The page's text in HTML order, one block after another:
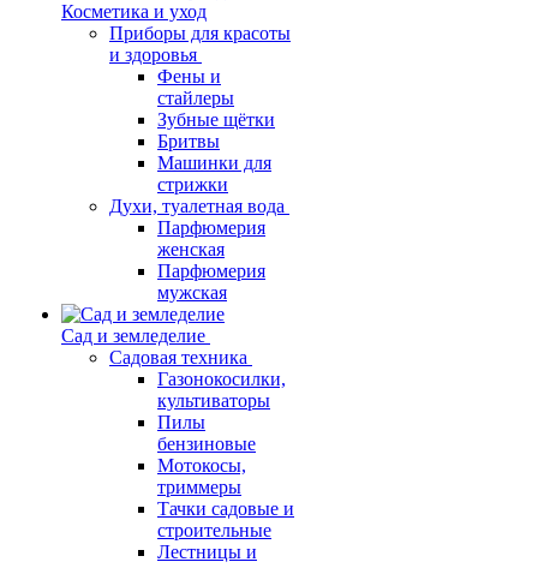
Косметика и уход
Приборы для красоты
и здоровья
Фены и
стайлеры
Зубные щётки
Бритвы
Машинки для
стрижки
Духи, туалетная вода
Парфюмерия
женская
Парфюмерия
мужская
Сад и земледелие
Садовая техника
Газонокосилки,
культиваторы
Пилы
бензиновые
Мотокосы,
триммеры
Тачки садовые и
строительные
Лестницы и